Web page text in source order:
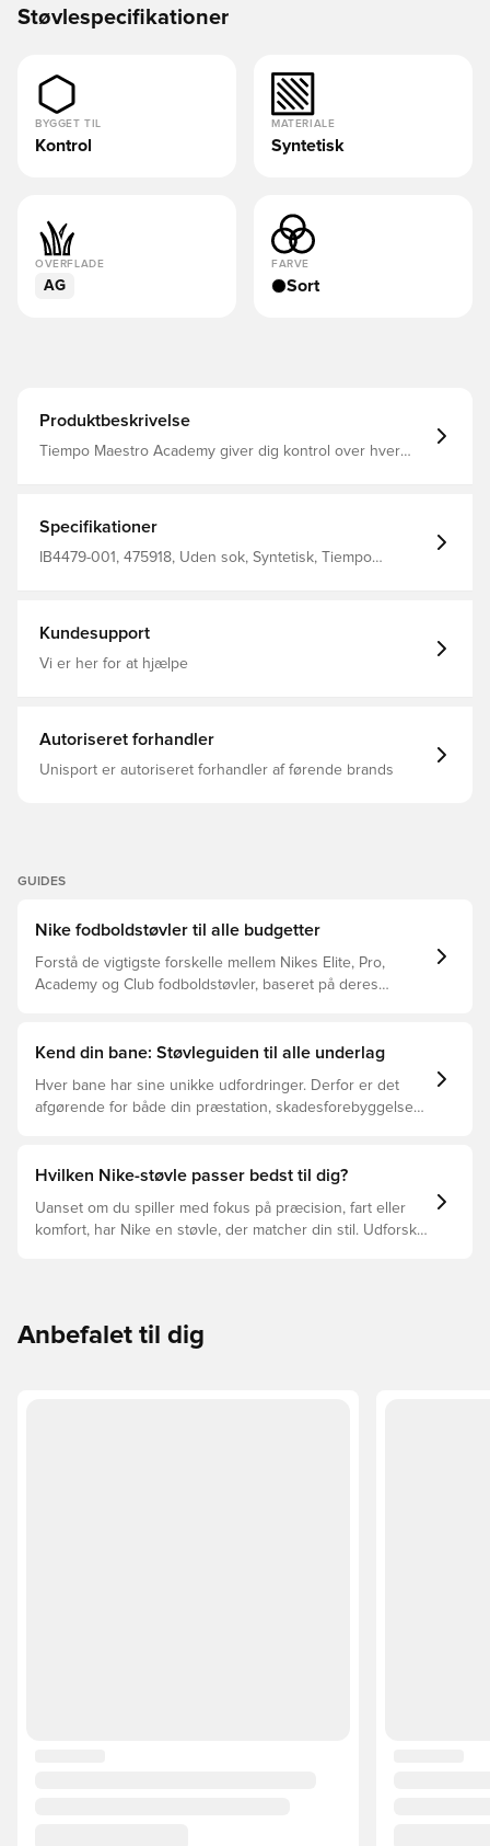
Støvlespecifikationer
BYGGET TIL
Kontrol
MATERIALE
Syntetisk
OVERFLADE
AG
FARVE
Sort
Produktbeskrivelse
Tiempo Maestro Academy giver dig kontrol over hver
Specifikationer
IB4479-001, 475918, Uden sok, Syntetisk, Tiempo
Kundesupport
Vi er her for at hjælpe
Autoriseret forhandler
Unisport er autoriseret forhandler af førende brands
GUIDES
Nike fodboldstøvler til alle budgetter
Forstå de vigtigste forskelle mellem Nikes Elite, Pro,
Academy og Club fodboldstøvler, baseret på deres
Kend din bane: Støvleguiden til alle underlag
Hver bane har sine unikke udfordringer. Derfor er det
afgørende for både din præstation, skadesforebyggelse
støvler der er det bedste valg til de forskellige typer
Hvilken Nike-støvle passer bedst til dig?
Uanset om du spiller med fokus på præcision, fart eller
komfort, har Nike en støvle, der matcher din stil. Udforsk
Anbefalet til dig